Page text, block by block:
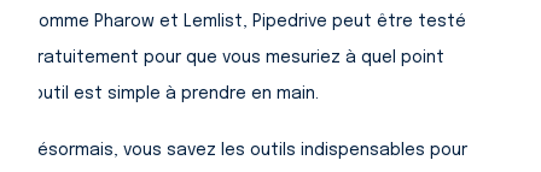
Comme Pharow et Lemlist, Pipedrive peut être testé
gratuitement pour que vous mesuriez à quel point
l’outil est simple à prendre en main.
Désormais, vous savez les outils indispensables pour